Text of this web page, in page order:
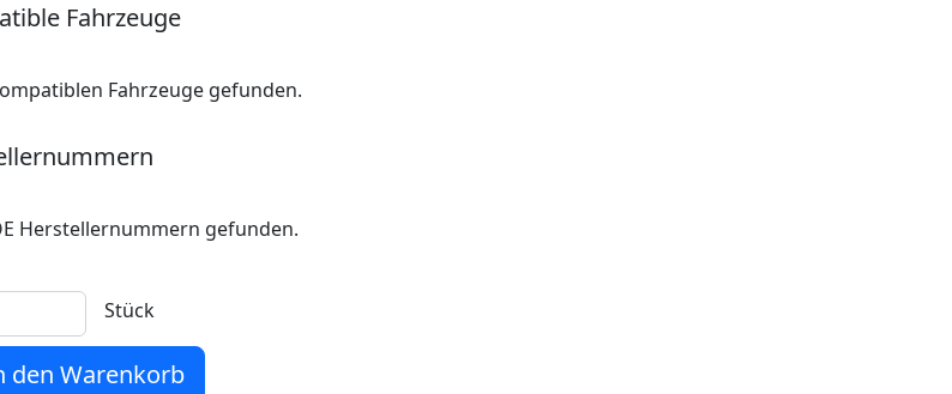
Fahrzeuge
Fahrzeuge gefunden.
Herstellernummern gefunden.
Stück
den Warenkorb